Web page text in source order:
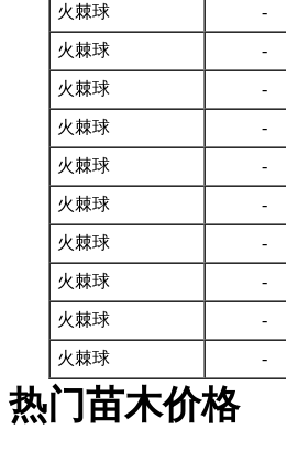
火棘球 -
火棘球 -
火棘球 -
火棘球 -
火棘球 -
火棘球 -
火棘球 -
火棘球 -
火棘球 -
火棘球 -
热门苗木价格